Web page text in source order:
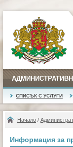
СПИСЪК С УСЛУГИ
Начало /
Информация за